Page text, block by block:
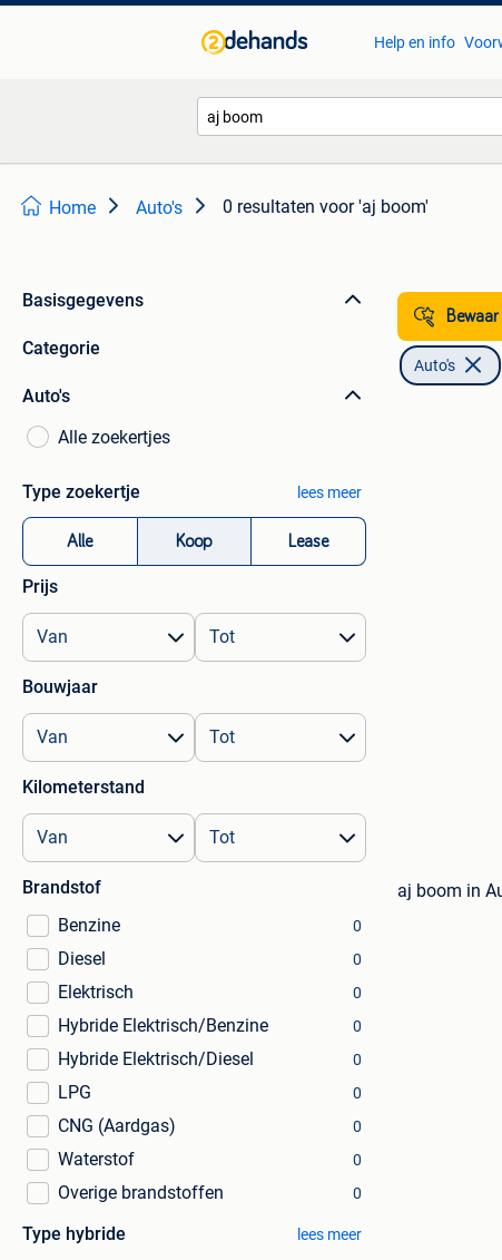
Help en info
Home Auto's 0 resultaten voor 'aj boom'
Basisgegevens
Categorie
Auto's
Alle zoekertjes
Type zoekertje lees meer
Alle Koop Lease
Prijs
Bouwjaar
Kilometerstand
Brandstof
Benzine
0
Diesel 0
Elektrisch 0
Hybride Elektrisch/Benzine 0
Hybride Elektrisch/Diesel 0
LPG 0
CNG (Aardgas) 0
Waterstof 0
Overige brandstoffen 0
Type hybride lees meer
Auto's
aj boom in